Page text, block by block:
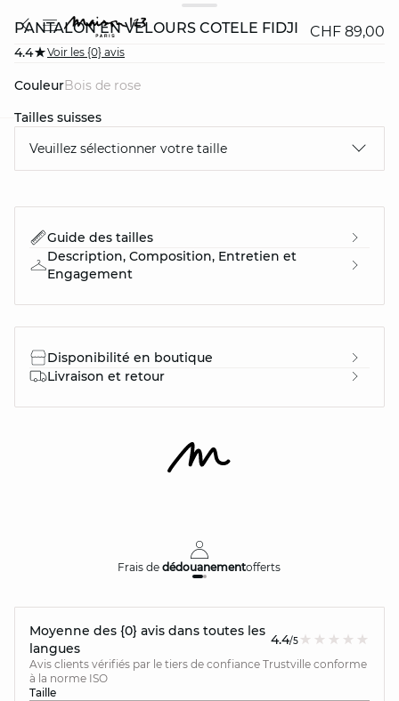
PANTALON EN VELOURS CÔTELÉ FIDJI CHF 89,00
4.4 Voir les {0} avis
Couleur
bois de rose
Tailles suisses
Veuillez sélectionner votre taille
Guide des tailles
Description, Composition, Entretien et
Engagement
Disponibilité en boutique
Livraison et retour
Frais dedédouanementofferts
Moyenne des {0} avis dans toutes les
langues
4.4/5
Avis clients vérifiés par le tiers de confiance Trustville conforme
à la norme ISO
Taille